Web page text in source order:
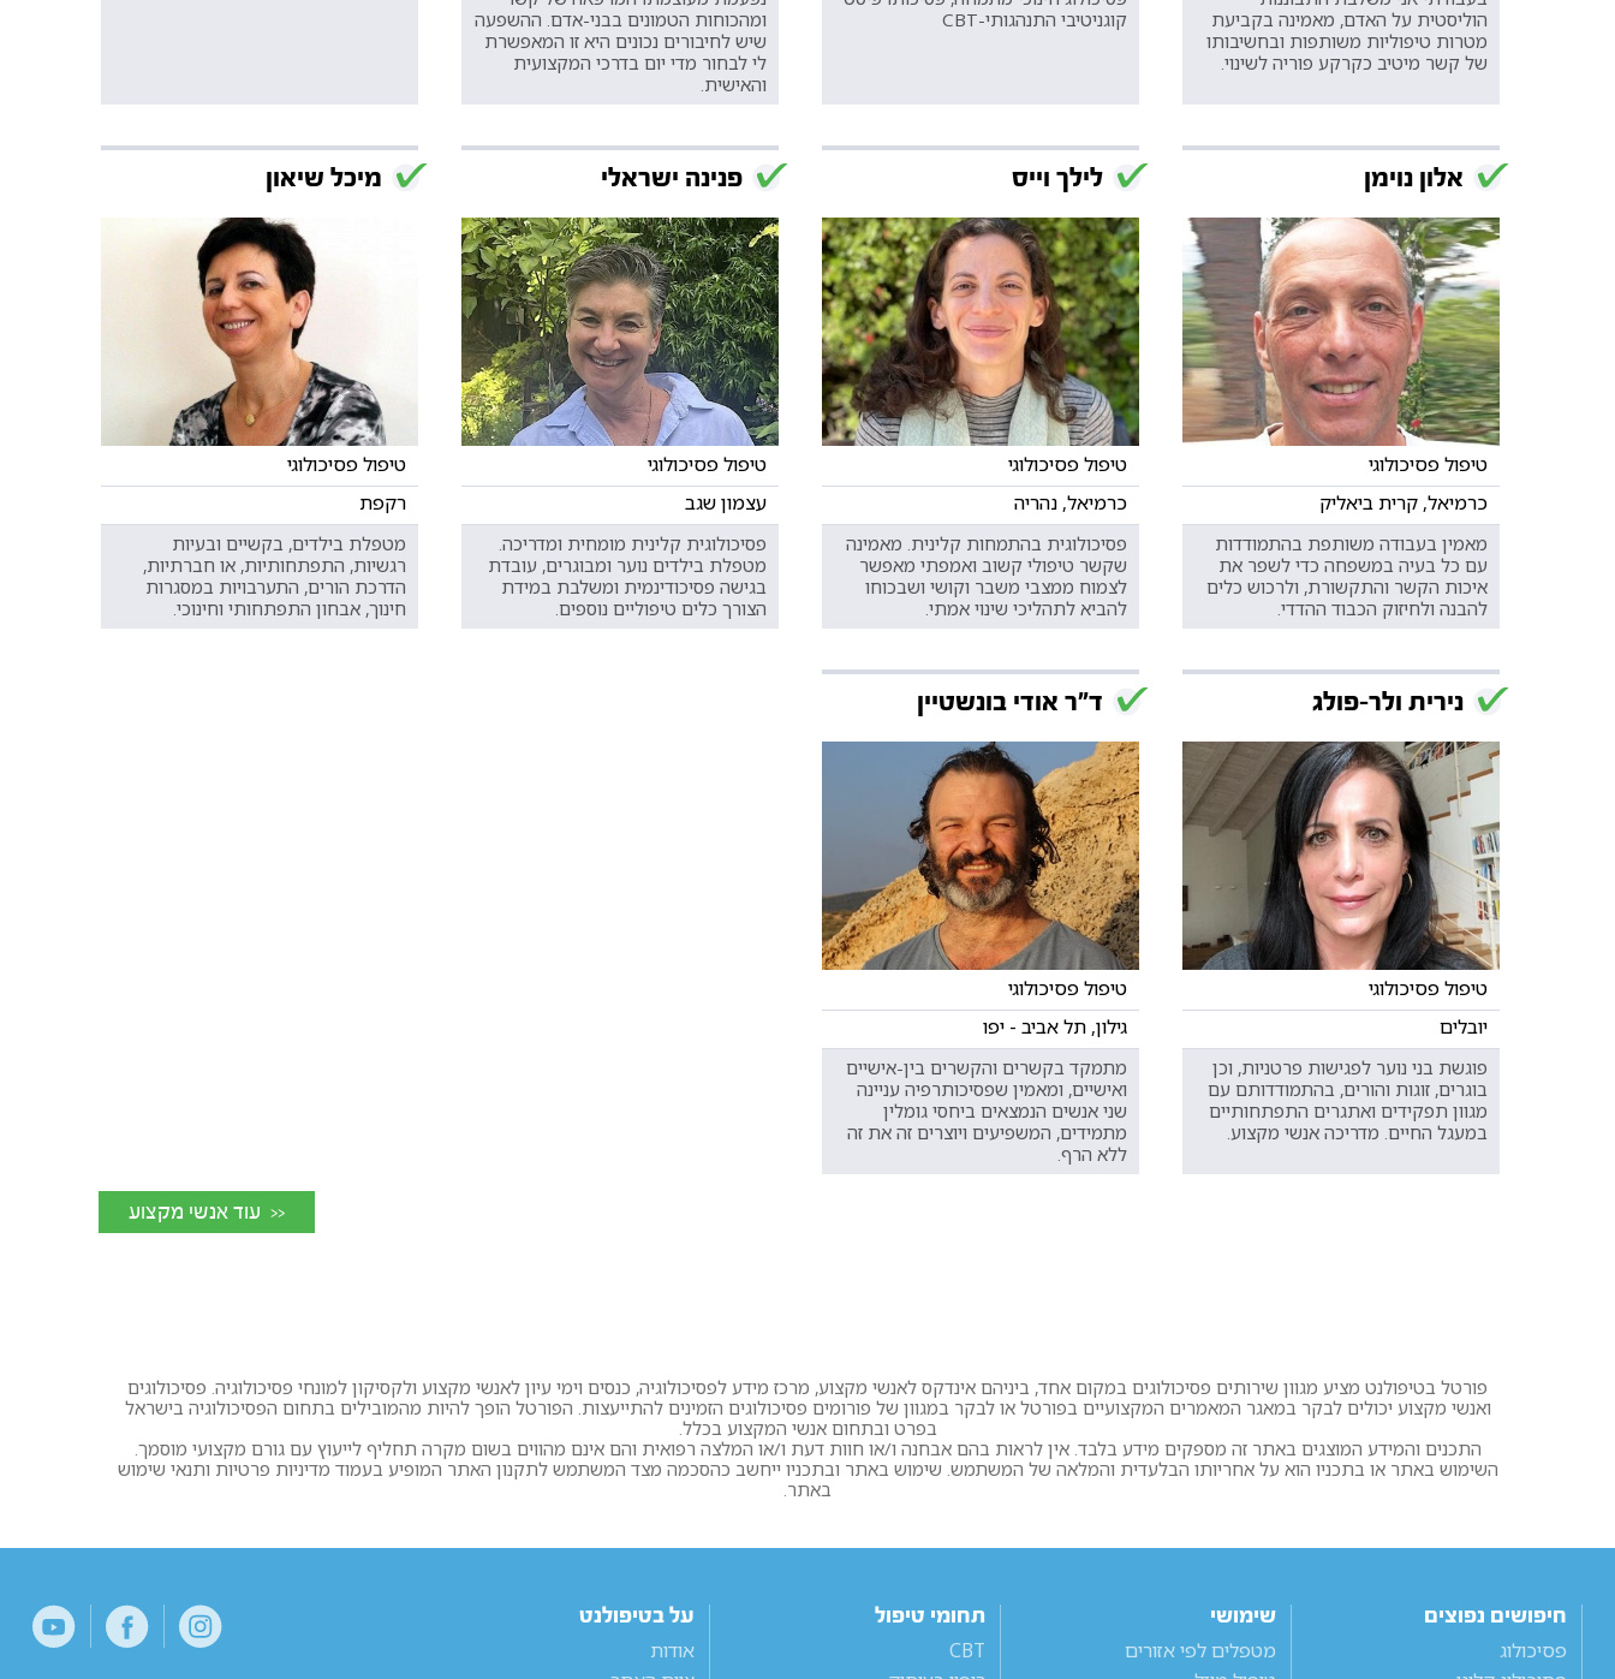
הוליסטית על האדם, מאמינה בקביעת
מטרות טיפוליות משותפות ובחשיבותו
של קשר מיטיב כקרקע פוריה לשינוי.
קוגניטיבי התנהגותי-CBT
ומהכוחות הטמונים בבני-אדם. ההשפעה
שיש לחיבורים נכונים היא זו המאפשרת
לי לבחור מדי יום בדרכי המקצועית
והאישית.
אלון נוימן
טיפול פסיכולוגי
כרמיאל, קרית ביאליק
מאמין בעבודה משותפת בהתמודדות
עם כל בעיה במשפחה כדי לשפר את
איכות הקשר והתקשורת, ולרכוש כלים
להבנה ולחיזוק הכבוד ההדדי.
לילך וייס
טיפול פסיכולוגי
כרמיאל, נהריה
פסיכולוגית בהתמחות קלינית. מאמינה
שקשר טיפולי קשוב ואמפתי מאפשר
לצמוח ממצבי משבר וקושי ושבכוחו
להביא לתהליכי שינוי אמתי.
פנינה ישראלי
טיפול פסיכולוגי
עצמון שגב
פסיכולוגית קלינית מומחית ומדריכה.
מטפלת בילדים נוער ומבוגרים, עובדת
בגישה פסיכודינמית ומשלבת במידת
הצורך כלים טיפוליים נוספים.
מיכל שיאון
טיפול פסיכולוגי
רקפת
מטפלת בילדים, בקשיים ובעיות
רגשיות, התפתחותיות, או חברתיות,
הדרכת הורים, התערבויות במסגרות
חינוך, אבחון התפתחותי וחינוכי.
נירית ולר-פולג
טיפול פסיכולוגי
יובלים
פוגשת בני נוער לפגישות פרטניות, וכן
בוגרים, זוגות והורים, בהתמודדותם עם
מגוון תפקידים ואתגרים התפתחותיים
במעגל החיים. מדריכה אנשי מקצוע.
ד"ר אודי בונשטיין
טיפול פסיכולוגי
גילון, תל אביב - יפו
מתמקד בקשרים והקשרים בין-אישיים
ואישיים, ומאמין שפסיכותרפיה עניינה
שני אנשים הנמצאים ביחסי גומלין
מתמידים, המשפיעים ויוצרים זה את זה
ללא הרף.
<< עוד אנשי מקצוע
פורטל בטיפולנט מציע מגוון שירותים פסיכולוגים במקום אחד, ביניהם אינדקס לאנשי מקצוע, מרכז מידע לפסיכולוגיה, כנסים וימי עיון לאנשי מקצוע ולקסיקון למונחי פסיכולוגיה. פסיכולוגים
ואנשי מקצוע יכולים לבקר במאגר המאמרים המקצועיים בפורטל או לבקר במגוון של פורומים פסיכולוגים הזמינים להתייעצות. הפורטל הופך להיות מהמובילים בתחום הפסיכולוגיה בישראל
בפרט ובתחום אנשי המקצוע בכלל.
התכנים והמידע המוצגים באתר זה מספקים מידע בלבד. אין לראות בהם אבחנה ו/או חוות דעת ו/או המלצה רפואית והם אינם מהווים בשום מקרה תחליף לייעוץ עם גורם מקצועי מוסמך.
השימוש באתר או בתכניו הוא על אחריותו הבלעדית והמלאה של המשתמש. שימוש באתר ובתכניו ייחשב כהסכמה מצד המשתמש לתקנון האתר המופיע בעמוד מדיניות פרטיות ותנאי שימוש
באתר.
חיפושים נפוצים
פסיכולוג
שימושי
מטפלים לפי אזורים
תחומי טיפול
CBT
על בטיפולנט
אודות